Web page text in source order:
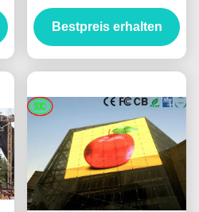
Wasserdichte Bühne
Vermietung Led-
Display-Bildschirm für
Bestpreis erhalten